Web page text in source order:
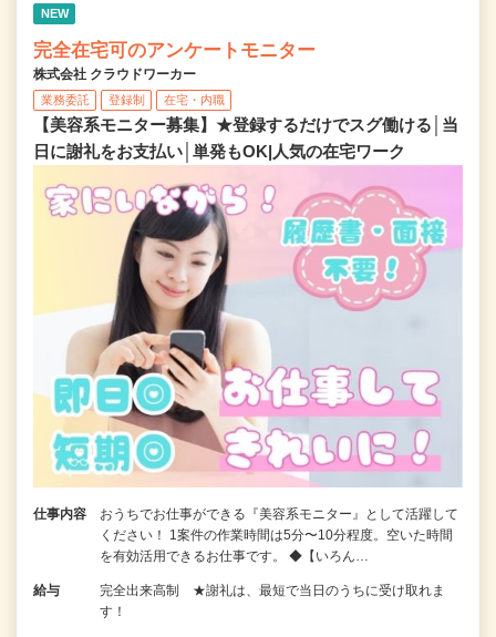
NEW
完全在宅可のアンケートモニター
株式会社 クラウドワーカー
業務委託 登録制 在宅・内職
【美容系モニター募集】★登録するだけでスグ働ける│当
日に謝礼をお支払い│単発もOK|人気の在宅ワーク
仕事内容
おうちでお仕事ができる『美容系モニター』として活躍して
ください！ 1案件の作業時間は5分〜10分程度。空いた時間
を有効活用できるお仕事です。 ◆【いろん…
給与
完全出来高制 ★謝礼は、最短で当日のうちに受け取れま
す！